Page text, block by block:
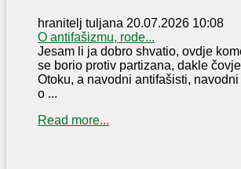
hranitelj tuljana 20.07.2026 10:08
O antifašizmu, rode...
Jesam li ja dobro shvatio, ovdje
se borio protiv partizana, dakle
Otoku, a navodni antifašisti,
o ...
Read more...